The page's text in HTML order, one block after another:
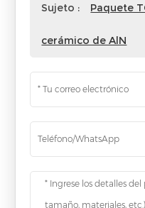
Sujeto : Paquete
cerámico de AlN